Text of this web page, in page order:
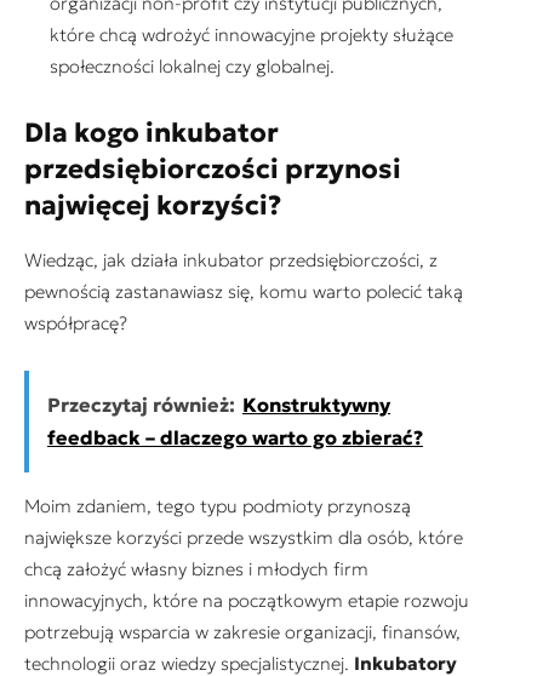
które chcą wdrożyć innowacyjne projekty służące
społeczności lokalnej czy globalnej.
Dla kogo inkubator
przedsiębiorczości przynosi
najwięcej korzyści?
Wiedząc, jak działa inkubator przedsiębiorczości, z
pewnością zastanawiasz się, komu warto polecić taką
współpracę?
Przeczytaj również: Konstruktywny
feedback – dlaczego warto go zbierać?
Moim zdaniem, tego typu podmioty przynoszą
największe korzyści przede wszystkim dla osób, które
chcą założyć własny biznes i młodych firm
innowacyjnych, które na początkowym etapie rozwoju
potrzebują wsparcia w zakresie organizacji, finansów,
technologii oraz wiedzy specjalistycznej. Inkubatory